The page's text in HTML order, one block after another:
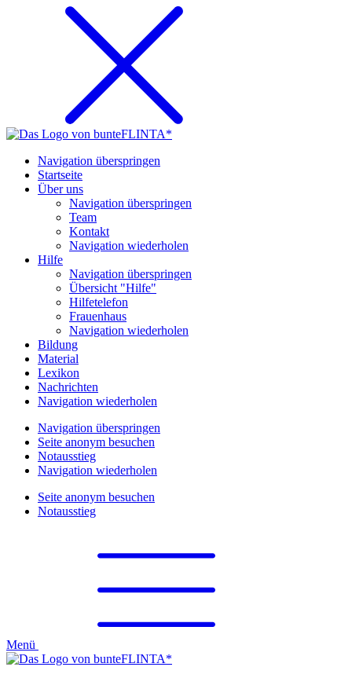
Navigation überspringen
Startseite
Über uns
Navigation überspringen
Team
Kontakt
Navigation wiederholen
Hilfe
Navigation überspringen
Übersicht "Hilfe"
Hilfetelefon
Frauenhaus
Navigation wiederholen
Bildung
Material
Lexikon
Nachrichten
Navigation wiederholen
Navigation überspringen
Seite anonym besuchen
Notausstieg
Navigation wiederholen
Seite anonym besuchen
Notausstieg
Menü